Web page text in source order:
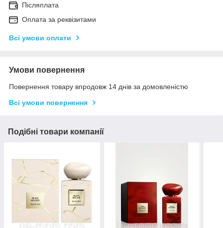
Післяплата
Оплата за реквізитами
Всі умови оплати
Умови повернення
Повернення товару впродовж 14 днів за домовленістю
Всі умови повернення
Подібні товари компанії